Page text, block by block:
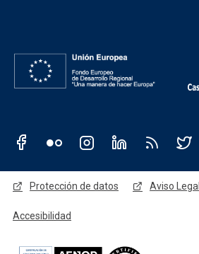
Redes sociales JCCM
Menú legal
Protección de datos Aviso Legal
Accesibilidad